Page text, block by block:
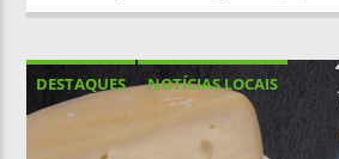
DESTAQUES
NOTÍCIAS LOCAIS
NOTÍCIAS NACIONAIS